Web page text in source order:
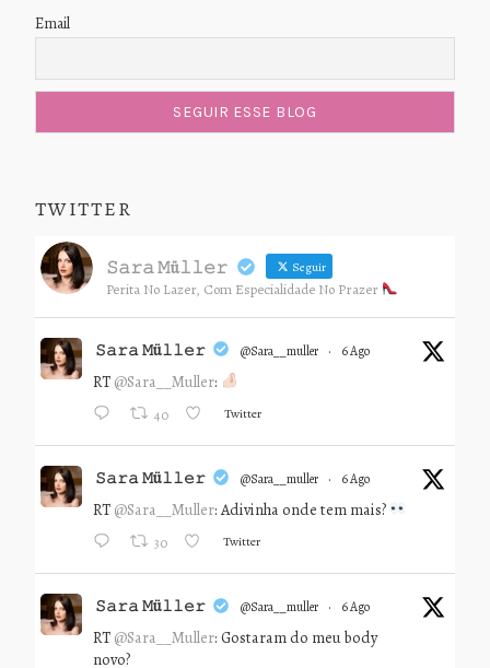
Email
TWITTER
𝚂𝚊𝚛𝚊 𝙼ü𝚕𝚕𝚎𝚛 Seguir
Perita No Lazer, Com Especialidade No Prazer
𝚂𝚊𝚛𝚊 𝙼ü𝚕𝚕𝚎𝚛 @sara__muller · 6 Ago
RT @Sara__Muller:
40 Twitter
𝚂𝚊𝚛𝚊 𝙼ü𝚕𝚕𝚎𝚛 @sara__muller · 6 Ago
RT @Sara__Muller: Adivinha onde tem mais?
30 Twitter
𝚂𝚊𝚛𝚊 𝙼ü𝚕𝚕𝚎𝚛 @sara__muller · 6 Ago
RT @Sara__Muller: Gostaram do meu body
novo?